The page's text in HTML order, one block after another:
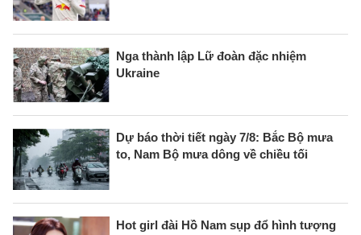
Nga thành lập Lữ đoàn đặc nhiệm
Ukraine
Dự báo thời tiết ngày 7/8: Bắc Bộ mưa
to, Nam Bộ mưa dông về chiều tối
Hot girl đài Hồ Nam sụp đổ hình tượng